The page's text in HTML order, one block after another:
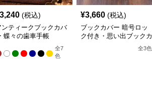
3,240 (税込)
ンティークブックカバ
蝶々の歯車手帳
全7
色
¥3,660 (税込)
ブックカバー 暗号ロッ
ク付き・思い出ブックカ
全3色